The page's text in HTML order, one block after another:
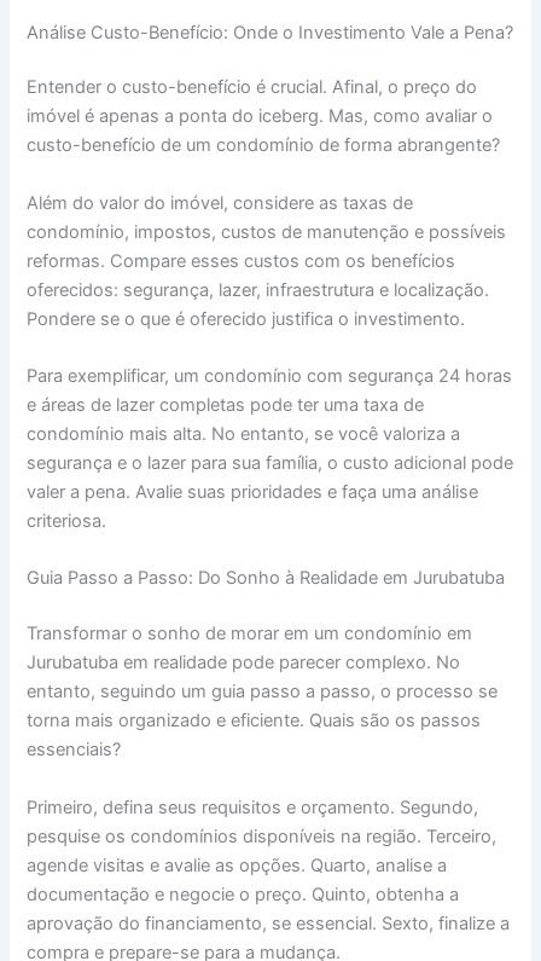
Análise Custo-Benefício: Onde o Investimento Vale a Pena?
Entender o custo-benefício é crucial. Afinal, o preço do
imóvel é apenas a ponta do iceberg. Mas, como avaliar o
custo-benefício de um condomínio de forma abrangente?
Além do valor do imóvel, considere as taxas de
condomínio, impostos, custos de manutenção e possíveis
reformas. Compare esses custos com os benefícios
oferecidos: segurança, lazer, infraestrutura e localização.
Pondere se o que é oferecido justifica o investimento.
Para exemplificar, um condomínio com segurança 24 horas
e áreas de lazer completas pode ter uma taxa de
condomínio mais alta. No entanto, se você valoriza a
segurança e o lazer para sua família, o custo adicional pode
valer a pena. Avalie suas prioridades e faça uma análise
criteriosa.
Guia Passo a Passo: Do Sonho à Realidade em Jurubatuba
Transformar o sonho de morar em um condomínio em
Jurubatuba em realidade pode parecer complexo. No
entanto, seguindo um guia passo a passo, o processo se
torna mais organizado e eficiente. Quais são os passos
essenciais?
Primeiro, defina seus requisitos e orçamento. Segundo,
pesquise os condomínios disponíveis na região. Terceiro,
agende visitas e avalie as opções. Quarto, analise a
documentação e negocie o preço. Quinto, obtenha a
aprovação do financiamento, se essencial. Sexto, finalize a
compra e prepare-se para a mudança.